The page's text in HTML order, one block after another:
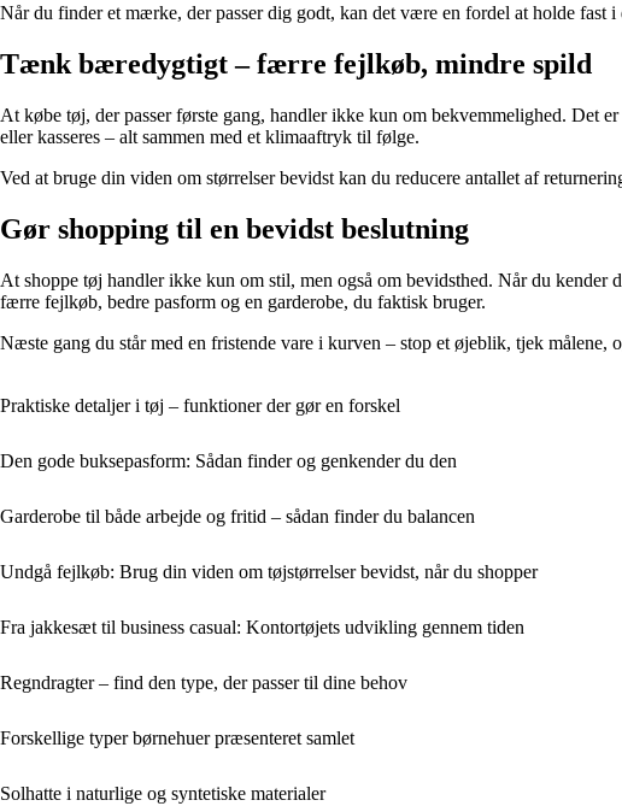
Når du finder et mærke, der passer dig godt, kan det være en fordel at holde fast
Tænk bæredygtigt – færre fejlkøb, mindre spild
At købe tøj, der passer første gang, handler ikke kun om bekvemmelighed. Det
eller kasseres – alt sammen med et klimaaftryk til følge.
Ved at bruge din viden om størrelser bevidst kan du reducere antallet af
Gør shopping til en bevidst beslutning
At shoppe tøj handler ikke kun om stil, men også om bevidsthed. Når du
færre fejlkøb, bedre pasform og en garderobe, du faktisk bruger.
Næste gang du står med en fristende vare i kurven – stop et øjeblik, tjek
Praktiske detaljer i tøj – funktioner der gør en forskel
Den gode buksepasform: Sådan finder og genkender du den
Garderobe til både arbejde og fritid – sådan finder du balancen
Undgå fejlkøb: Brug din viden om tøjstørrelser bevidst, når du shopper
Fra jakkesæt til business casual: Kontortøjets udvikling gennem tiden
Regndragter – find den type, der passer til dine behov
Forskellige typer børnehuer præsenteret samlet
Solhatte i naturlige og syntetiske materialer